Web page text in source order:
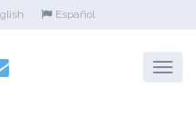
Español